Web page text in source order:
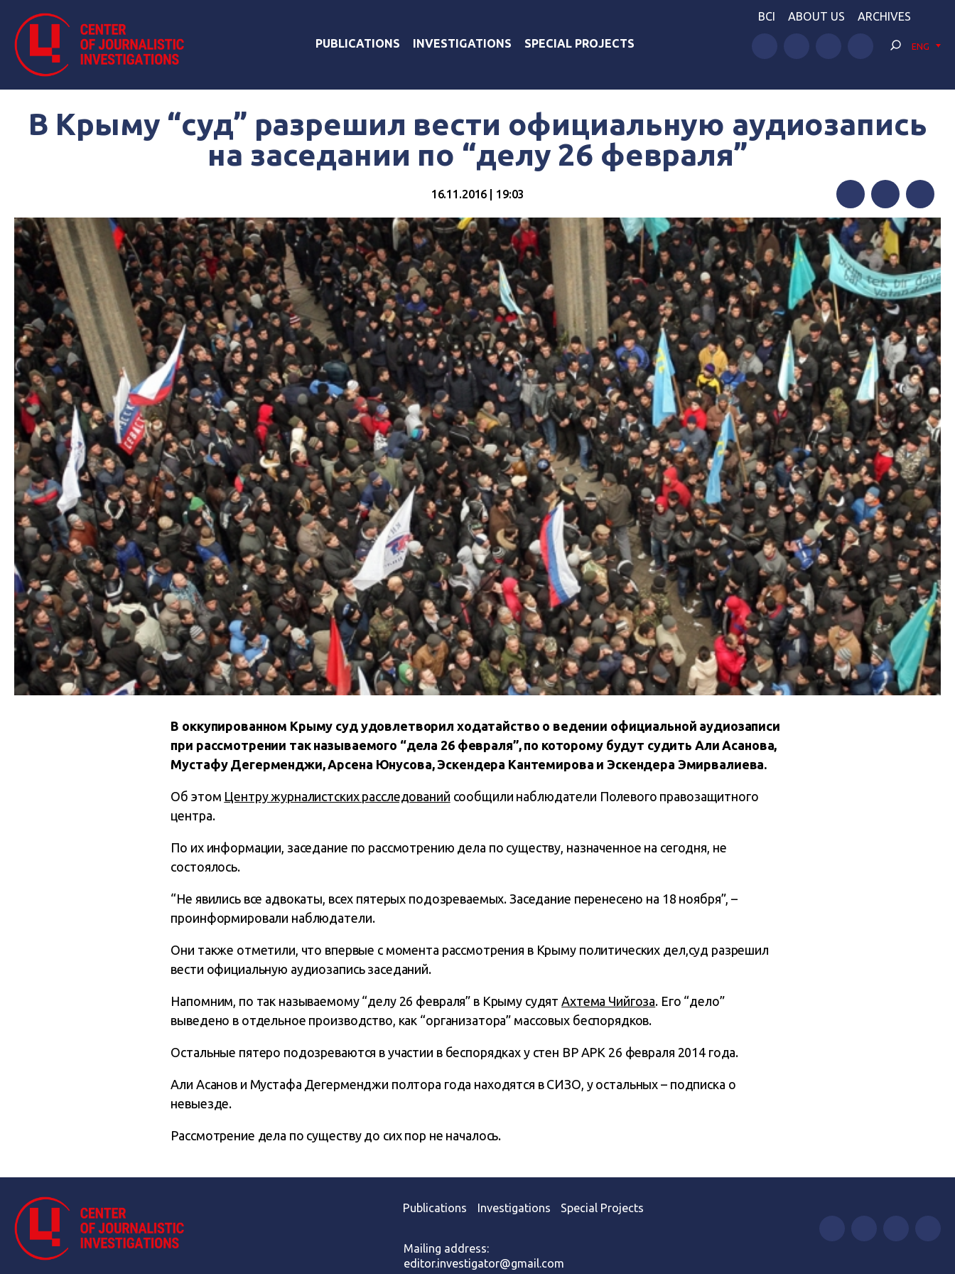
PUBLICATIONS INVESTIGATIONS SPECIAL PROJECTS
BCI ABOUT US ARCHIVES
ENG
В Крыму “суд” разрешил вести официальную аудиозапись
на заседании по “делу 26 февраля”
16.11.2016 | 19:03
FacebookTwitterTelegram
В оккупированном Крыму суд удовлетворил ходатайство о ведении официальной аудиозаписи
при рассмотрении так называемого “дела 26 февраля”, по которому будут судить Али Асанова,
Мустафу Дегерменджи, Арсена Юнусова, Эскендера Кантемирова и Эскендера Эмирвалиева.
Об этом Центру журналистских расследований сообщили наблюдатели Полевого правозащитного
центра.
По их информации, заседание по рассмотрению дела по существу, назначенное на сегодня, не
состоялось.
“Не явились все адвокаты, всех пятерых подозреваемых. Заседание перенесено на 18 ноября”, –
проинформировали наблюдатели.
Они также отметили, что впервые с момента рассмотрения в Крыму политических дел,суд разрешил
вести официальную аудиозапись заседаний.
Напомним, по так называемому “делу 26 февраля” в Крыму судятАхтема Чийгоза. Его “дело”
выведено в отдельное производство, как “организатора” массовых беспорядков.
Остальные пятеро подозреваются в участии в беспорядках у стен ВР АРК 26 февраля 2014 года.
Али Асанов и Мустафа Дегерменджи полтора года находятся в СИЗО, у остальных – подписка о
невыезде.
Рассмотрение дела по существу до сих пор не началось.
Publications Investigations Special Projects
Mailing address:
editor.investigator@gmail.com